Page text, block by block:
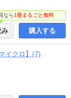
なら1冊まるごと無料
購入する
イクロ】(7)